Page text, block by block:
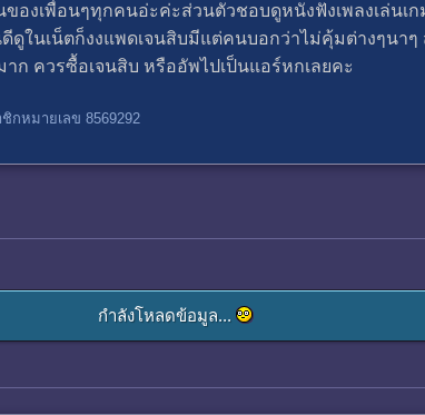
องเพื่อนๆทุกคนอ่ะค่ะ​ส่วนตัวชอบดูหนังฟังเพลงเล่นเ
ในเน็ตก็งง​แพดเจนสิบมีแต่คนบอกว่าไม่คุ้มต่างๆนา
ก​ ควรซื้อเจนสิบ​ หรืออัพไปเป็นแอร์​หกเลยคะ
กหมายเลข 8569292
กำลังโหลดข้อมูล...